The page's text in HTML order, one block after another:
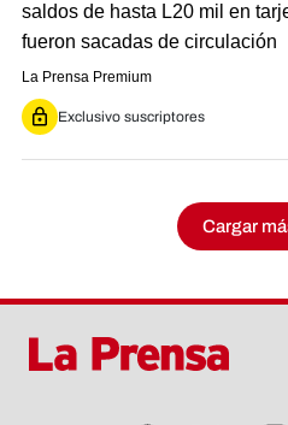
saldos de hasta L20 mil en
fueron sacadas de circulación
La Prensa Premium
Exclusivo suscriptores
Cargar